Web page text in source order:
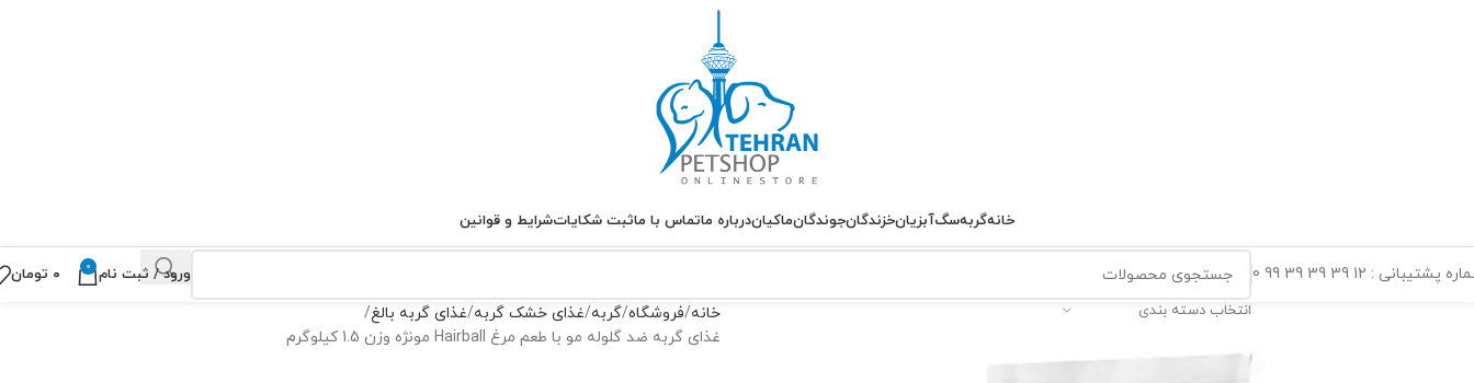
خانهگربهسگآبزیانخزندگانجوندگانماکیاندرباره ماتماس با ماثبت شکایاتشرایط و قوانین
پشتیبانی : 12 39 39 39 99 0
انتخاب دسته بندی
ورود / ثبت نام 0 ۰ تومان
خانه فروشگاه گربه غذای خشک گربه غذای گربه بالغ
غذای گربه ضد گلوله مو با طعم مرغ Hairball مونژه وزن 1.5 کیلوگرم